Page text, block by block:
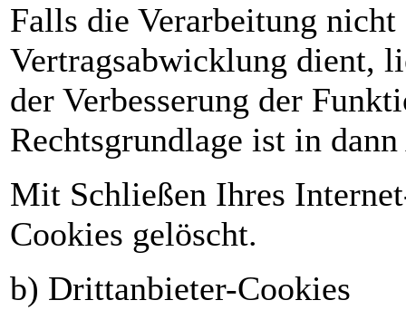
Falls die Verarbeitung nicht
Vertragsabwicklung dient,
der Verbesserung der
Rechtsgrundlage ist in
Mit Schließen Ihres
Cookies gelöscht.
b) Drittanbieter-Cookies